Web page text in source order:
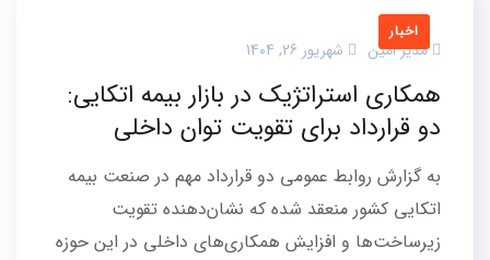
اخبار
مدیر امین شهریور 26, 1404
همکاری استراتژیک در بازار بیمه اتکایی:
دو قرارداد برای تقویت توان داخلی
به گزارش روابط عمومی دو قرارداد مهم در صنعت بیمه
اتکایی کشور منعقد شده که نشان‌دهنده تقویت
زیرساخت‌ها و افزایش همکاری‌های داخلی در این حوزه